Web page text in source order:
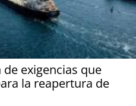
exigencias que
la reapertura de